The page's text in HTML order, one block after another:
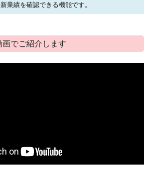
業績を確認できる機能です。
でご紹介します